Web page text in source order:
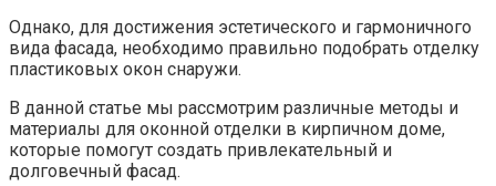
Однако, для достижения эстетического и гармоничного
вида фасада, необходимо правильно подобрать отделку
пластиковых окон снаружи.​
В данной статье мы рассмотрим различные методы и
материалы для оконной отделки в кирпичном доме,
которые помогут создать привлекательный и
долговечный фасад.​